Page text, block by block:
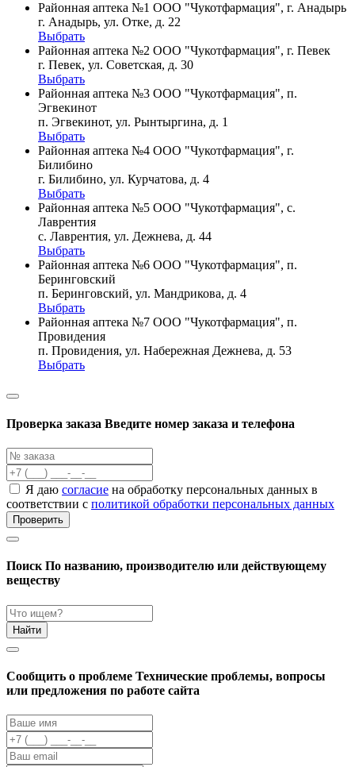
Районная аптека №1 ООО "Чукотфармация", г. Анадырь
г. Анадырь, ул. Отке, д. 22
Выбрать
Районная аптека №2 ООО "Чукотфармация", г. Певек
г. Певек, ул. Советская, д. 30
Выбрать
Районная аптека №3 ООО "Чукотфармация", п.
Эгвекинот
п. Эгвекинот, ул. Рынтыргина, д. 1
Выбрать
Районная аптека №4 ООО "Чукотфармация", г.
Билибино
г. Билибино, ул. Курчатова, д. 4
Выбрать
Районная аптека №5 ООО "Чукотфармация", с.
Лаврентия
с. Лаврентия, ул. Дежнева, д. 44
Выбрать
Районная аптека №6 ООО "Чукотфармация", п.
Беринговский
п. Беринговский, ул. Мандрикова, д. 4
Выбрать
Районная аптека №7 ООО "Чукотфармация", п.
Провидения
п. Провидения, ул. Набережная Дежнева, д. 53
Выбрать
Проверка заказа Введите номер заказа и телефона
Я даю согласие на обработку персональных данных в
соответствии с политикой обработки персональных данных
Проверить
Поиск По названию, производителю или действующему
веществу
Найти
Cообщить о проблеме Технические проблемы, вопросы
или предложения по работе сайта